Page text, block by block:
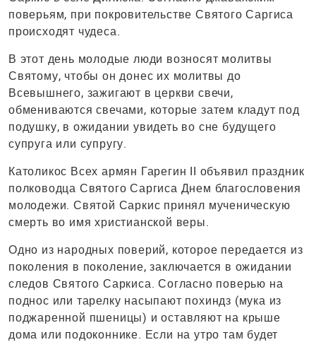
поверьям, при покровительстве Святого Саргиса
происходят чудеса.
В этот день молодые люди возносят молитвы
Святому, чтобы он донес их молитвы до
Всевышнего, зажигают в церкви свечи,
обмениваются свечами, которые затем кладут под
подушку, в ожидании увидеть во сне будущего
супруга или супругу.
Католикос Всех армян Гарегин II объявил праздник
полководца Святого Саргиса Днем благословения
молодежи. Святой Саркис принял мученическую
смерть во имя христианской веры.
Одно из народных поверий, которое передается из
поколения в поколение, заключается в ожидании
следов Святого Саркиса. Согласно поверью на
поднос или тарелку насыпают похиндз (мука из
поджаренной пшеницы) и оставляют на крыше
дома или подоконнике. Если на утро там будет